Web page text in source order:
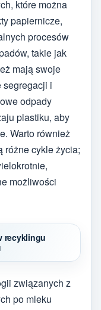
które można
papiernicze,
procesów
takie jak
mają swoje
segregacji i
odpady
plastiku, aby
Warto również
różne cykle życia;
możliwości
recyklingu
związanych z
po mleku